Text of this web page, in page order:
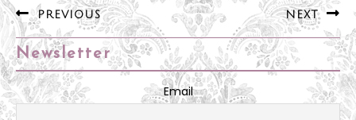
de
l’article
PREVIOUS
Previous
post:
NEXT
Next
post:
Newsletter
Email